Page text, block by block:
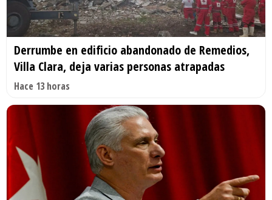
Derrumbe en edificio abandonado de Remedios,
Villa Clara, deja varias personas atrapadas
Hace 13 horas